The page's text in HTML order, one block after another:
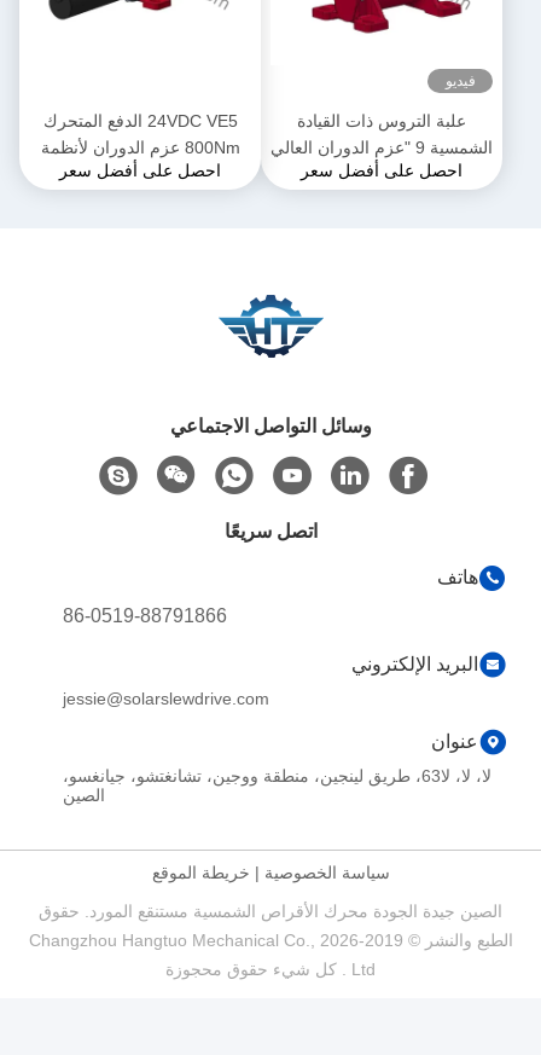
فيديو
علبة التروس ذات القيادة
الشمسية 9 "عزم الدوران العالي
للملاحقات الشمسية
احصل على أفضل سعر
24VDC VE5 الدفع المتحرك
800Nm عزم الدوران لأنظمة
تتبع الطاقة الشمسية في
احصل على أفضل سعر
وسائل التواصل الاجتماعي
اتصل سريعًا
هاتف
86-0519-88791866
البريد الإلكتروني
jessie@solarslewdrive.com
عنوان
لا، لا، لا63، طريق لينجين، منطقة ووجين، تشانغتشو، جيانغسو،
الصين
سياسة الخصوصية|خريطة الموقع
الصين جيدة الجودة محرك الأقراص الشمسية مستنقع المورد. حقوق
الطبع والنشر © 2019-2026 Changzhou Hangtuo Mechanical Co.,
Ltd . كل شيء حقوق محجوزة